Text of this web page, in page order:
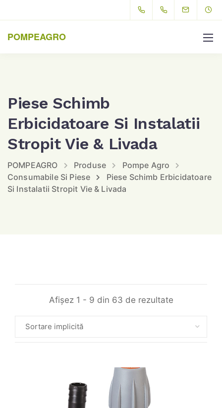
POMPEAGRO
Piese Schimb
Erbicidatoare Si Instalatii
Stropit Vie & Livada
POMPEAGRO Produse
Pompe Agro
Consumabile Si Piese
Piese Schimb Erbicidatoare
Si Instalatii Stropit Vie & Livada
Afișez 1 - 9 din 63 de rezultate